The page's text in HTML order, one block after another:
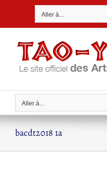
Aller à...
Aller à...
bacdt2018 1a